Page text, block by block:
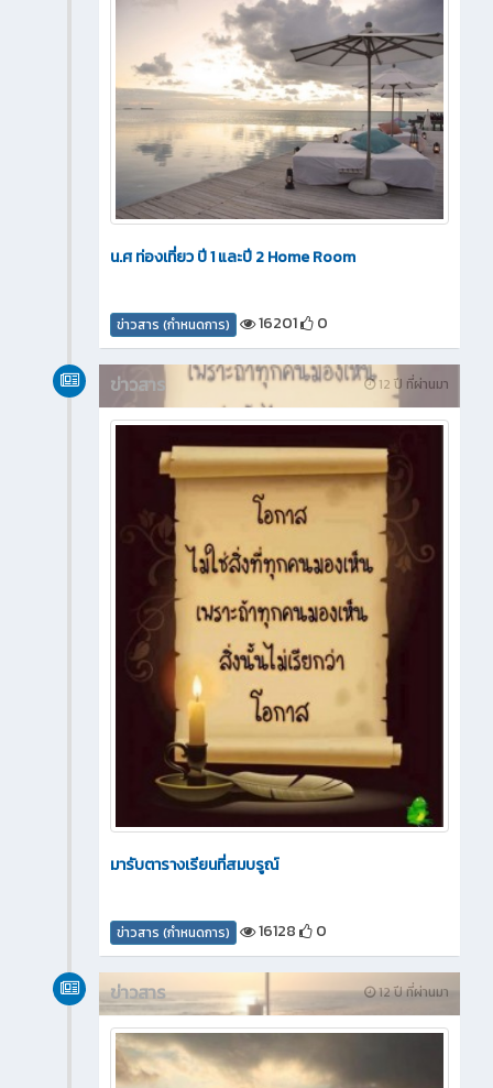
น.ศ ท่องเที่ยว ปี 1 และปี 2 Home Room
ข่าวสาร (กำหนดการ) 16201 0
12 ปี ที่ผ่านมา
ข่าวสาร
มารับตารางเรียนที่สมบรูณ์
ข่าวสาร (กำหนดการ) 16128 0
12 ปี ที่ผ่านมา
ข่าวสาร